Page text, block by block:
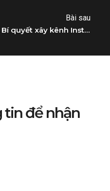
Bài sau
Bí quyết xây kênh Instagram tăng chuyển đổi cho doanh nghiệp
để nhận